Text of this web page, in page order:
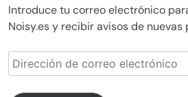
Introduce tu correo electrónico
Noisy.es y recibir avisos de nuevas
Dirección
de
correo